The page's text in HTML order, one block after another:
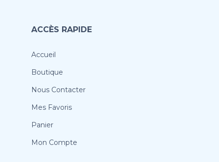
ACCÈS RAPIDE
Accueil
Boutique
Nous Contacter
Mes Favoris
Panier
Mon Compte